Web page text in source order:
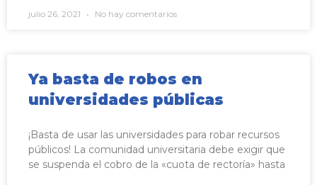
julio 26, 2021 No hay comentarios
Ya basta de robos en
universidades públicas
¡Basta de usar las universidades para robar recursos
públicos! La comunidad universitaria debe exigir que
se suspenda el cobro de la «cuota de rectoría» hasta